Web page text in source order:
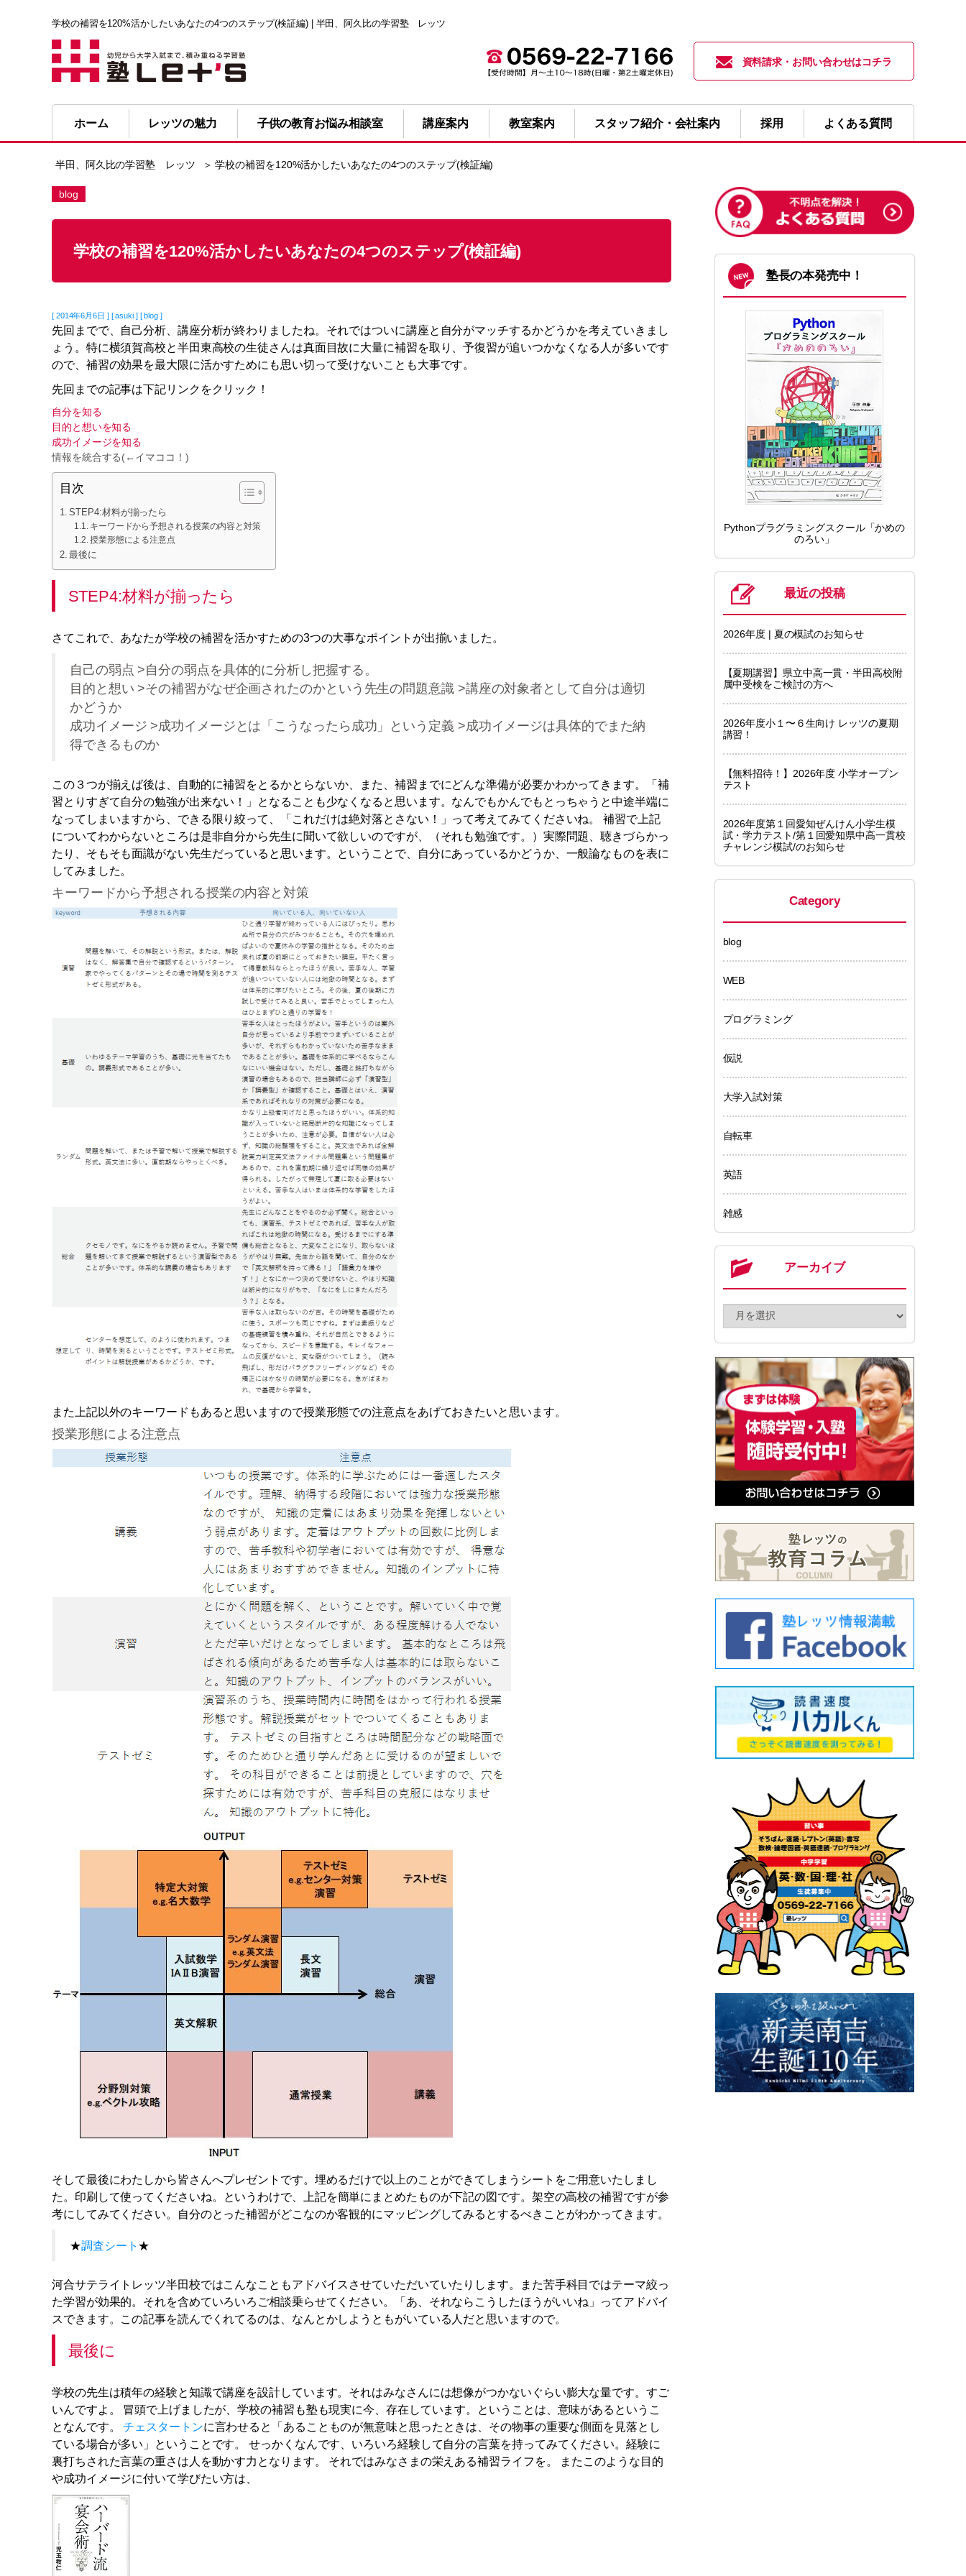
学校の補習を120%活かしたいあなたの4つのステップ(検証編) | 半田、阿久比の学習塾 レッツ
資料請求・お問い合わせはコチラ
ホーム レッツの魅力 子供の教育お悩み相談室 講座案内 教室案内 スタッフ紹介・会社案内 採用 よくある質問
半田、阿久比の学習塾 レッツ ＞ 学校の補習を120%活かしたいあなたの4つのステップ(検証編)
blog
学校の補習を120%活かしたいあなたの4つのステップ(検証編)
[ 2014年6月6日 ] [ asuki ] [ blog ]
先回までで、自己分析、講座分析が終わりましたね。それではついに講座と自分がマッチするかどうかを考えていきまし
ょう。特に横須賀高校と半田東高校の生徒さんは真面目故に大量に補習を取り、予復習が追いつかなくなる人が多いです
ので、補習の効果を最大限に活かすためにも思い切って受けないことも大事です。
先回までの記事は下記リンクをクリック！
自分を知る
目的と想いを知る
成功イメージを知る
情報を統合する(←イマココ！)
目次
STEP4:材料が揃ったら
キーワードから予想される授業の内容と対策
授業形態による注意点
最後に
STEP4:材料が揃ったら
さてこれで、あなたが学校の補習を活かすための3つの大事なポイントが出揃いました。
自己の弱点 >自分の弱点を具体的に分析し把握する。
目的と想い >その補習がなぜ企画されたのかという先生の問題意識 >講座の対象者として自分は適切
かどうか
成功イメージ >成功イメージとは「こうなったら成功」という定義 >成功イメージは具体的でまた納
得できるものか
この３つが揃えば後は、自動的に補習をとるかとらないか、また、補習までにどんな準備が必要かわかってきます。「補
習とりすぎて自分の勉強が出来ない！」となることも少なくなると思います。なんでもかんでもとっちゃうと中途半端に
なってしまいますから、できる限り絞って、「これだけは絶対落とさない！」って考えてみてくださいね。 補習で上記
についてわからないところは是非自分から先生に聞いて欲しいのですが、（それも勉強です。）実際問題、聴きづらかっ
たり、そもそも面識がない先生だっていると思います。ということで、自分にあっているかどうか、一般論なものを表に
してみました。
キーワードから予想される授業の内容と対策
また上記以外のキーワードもあると思いますので授業形態での注意点をあげておきたいと思います。
授業形態による注意点
そして最後にわたしから皆さんへプレゼントです。埋めるだけで以上のことができてしまうシートをご用意いたしまし
た。印刷して使ってくださいね。
というわけで、上記を簡単にまとめたものが下記の図です。架空の高校の補習ですが参
考にしてみてください。自分のとった補習がどこなのか客観的にマッピングしてみるとするべきことがわかってきます。
★調査シート ★
河合サテライトレッツ半田校ではこんなこともアドバイスさせていただいていたりします。また苦手科目ではテーマ絞っ
た学習が効果的。それを含めていろいろご相談乗らせてください。「あ、それならこうしたほうがいいね」ってアドバイ
スできます。この記事を読んでくれてるのは、なんとかしようともがいている人だと思いますので。
最後に
学校の先生は積年の経験と知識で講座を設計しています。それはみなさんには想像がつかないぐらい膨大な量です。すご
いんですよ。 冒頭で上げましたが、学校の補習も塾も現実に今、存在しています。ということは、意味があるというこ
となんです。チェスタートンに言わせると「あることものが無意味と思ったときは、その物事の重要な側面を見落とし
ている場合が多い」ということです。 せっかくなんです、いろいろ経験して自分の言葉を持ってみてください。経験に
裏打ちされた言葉の重さは人を動かす力となります。 それではみなさまの栄えある補習ライフを。 またこのような目的
や成功イメージに付いて学びたい方は、
塾長の本発売中！
Pythonプラグラミングスクール「かめの
のろい」
最近の投稿
2026年度 | 夏の模試のお知らせ
【夏期講習】県立中高一貫・半田高校附
属中受検をご検討の方へ
2026年度小１〜６生向け レッツの夏期
講習！
【無料招待！】2026年度 小学オープン
テスト
2026年度第１回愛知ぜんけん小学生模
試・学力テスト/第１回愛知県中高一貫校
チャレンジ模試/のお知らせ
Category
blog
WEB
プログラミング
仮説
大学入試対策
自転車
英語
雑感
アーカイブ